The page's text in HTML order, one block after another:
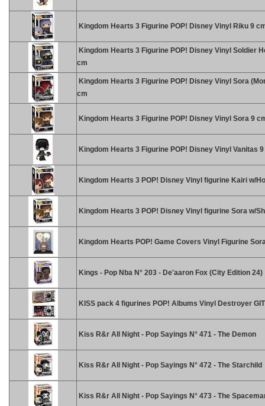
Kingdom Hearts 3 Figurine POP! Disney Vinyl Riku 9
Kingdom Hearts 3 Figurine POP! Disney Vinyl Soldier
cm
Kingdom Hearts 3 Figurine POP! Disney Vinyl Sora
cm
Kingdom Hearts 3 Figurine POP! Disney Vinyl Sora 9
Kingdom Hearts 3 Figurine POP! Disney Vinyl Vanitas
Kingdom Hearts 3 POP! Disney Vinyl figurine Kairi w/
Kingdom Hearts 3 POP! Disney Vinyl figurine Sora w/
Kingdom Hearts POP! Game Covers Vinyl Figurine
Kings - Pop Nba N° 203 - De'aaron Fox (City Edition 24)
KISS pack 4 figurines POP! Albums Vinyl Destroyer
Kiss R&r All Night - Pop Sayings N° 471 - The Demon
Kiss R&r All Night - Pop Sayings N° 472 - The Starchild
Kiss R&r All Night - Pop Sayings N° 473 - The